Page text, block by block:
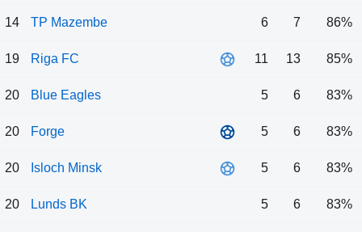
14 TP Mazembe 6 7 86%
19 Riga FC 11 13 85%
20 Blue Eagles 5 6 83%
20 Forge 5 6 83%
20 Isloch Minsk 5 6 83%
20 Lunds BK 5 6 83%